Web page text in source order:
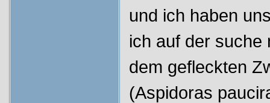
und ich haben
ich auf der suche
dem gefleckten
(Aspidoras